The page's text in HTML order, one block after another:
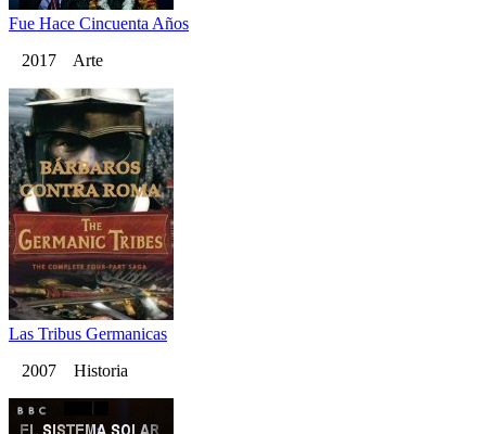
Fue Hace Cincuenta Años
2017 Arte
Las Tribus Germanicas
2007 Historia